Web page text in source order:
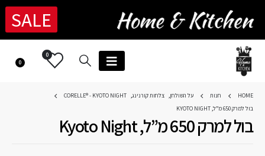
SALE
0
0
HOME חנות על השולחן, צלחות קורנינג,
CORELLE® - KYOTO NIGHT
בול למרק 650 מ”ל, KYOTO NIGHT
בול למרק 650 מ”ל, Kyoto Night